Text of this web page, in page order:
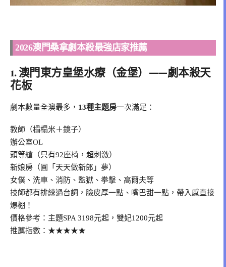
2026澳門桑拿劇本殺最強店家推薦
1. 澳門東方皇堡水療（金堡）——劇本殺天
花板
劇本數量全澳最多， 13種主題房一次滿足：
教師（榻榻米＋鏡子）
辦公室OL
頭等艙（只有92座椅，超刺激）
新娘房（圓「天天做新郎」夢）
女僕、洗車、消防、監獄、拳擊、高爾夫等
技師都有排練過台詞，臉皮厚一點、嘴巴甜一點，帶入感直接
爆棚！
價格參考：主題SPA 3198元起，雙妃1200元起
推薦指數：★★★★★